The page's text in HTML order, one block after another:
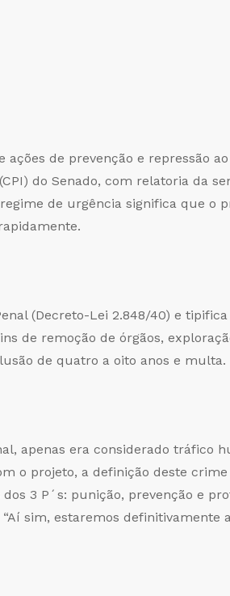
ações de prevenção e repressão
do Senado, com relatoria da
de urgência significa que
(Decreto-Lei 2.848/40) e
de remoção de órgãos,
de quatro a oito anos e multa.
apenas era considerado tráfico
o projeto, a definição deste
3 P´s: punição, prevenção e
sim, estaremos definitivamente